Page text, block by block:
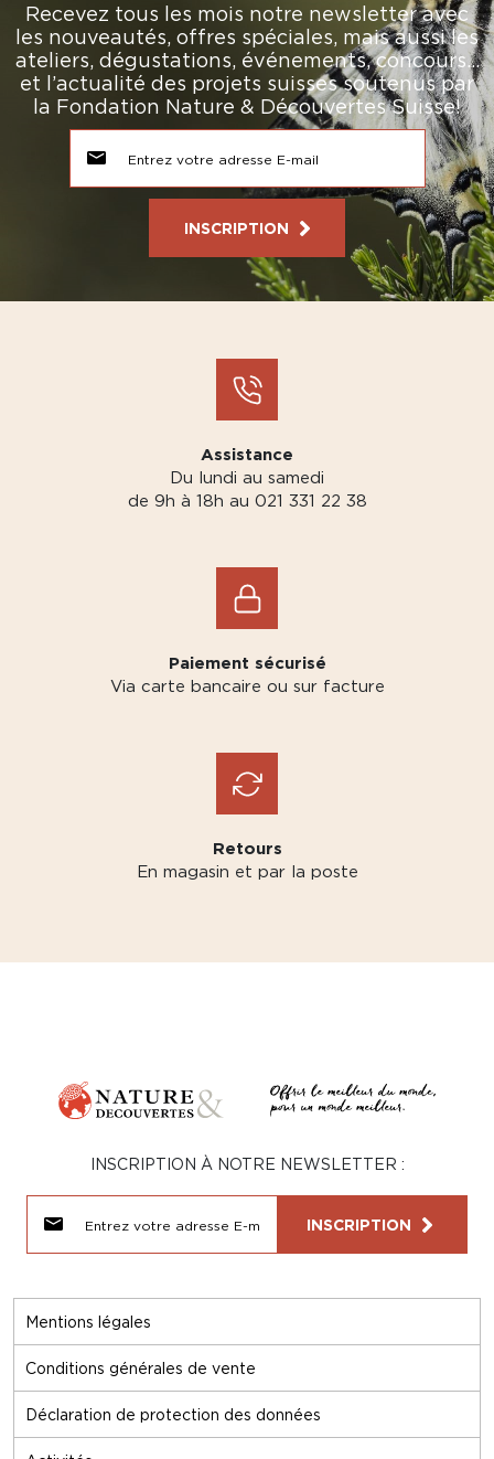
Recevez tous les mois notre newsletter avec
les nouveautés, offres spéciales, mais aussi les
ateliers, dégustations, événements, concours…
et l’actualité des projets suisses soutenus par
la Fondation Nature & Découvertes Suisse!
INSCRIPTION
Assistance
Du lundi au samedi
de 9h à 18h au 021 331 22 38
Paiement sécurisé
Via carte bancaire ou sur facture
Retours
En magasin et par la poste
Mentions légales
Conditions générales de vente
Déclaration de protection des données
INSCRIPTION À NOTRE NEWSLETTER :
INSCRIPTION